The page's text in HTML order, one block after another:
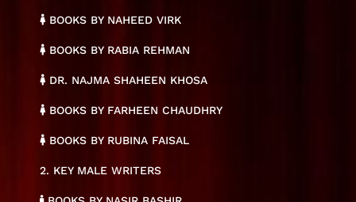
BOOKS BY NAHEED VIRK
BOOKS BY RABIA REHMAN
DR. NAJMA SHAHEEN KHOSA
BOOKS BY FARHEEN CHAUDHRY
BOOKS BY RUBINA FAISAL
2. KEY MALE WRITERS